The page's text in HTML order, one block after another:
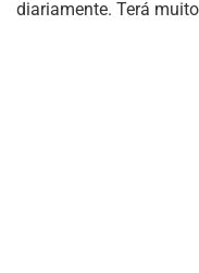
diariamente. Terá